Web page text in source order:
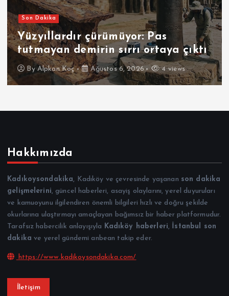
Son Dakika
Yüzyıllardır çürümüyor: Pas
tutmayan demirin sırrı ortaya çıktı
By Alpkan Koç Ağustos 6, 2026 4 views
Hakkımızda
Kadıkoysondakika, Kadıköy ve çevresinde yaşanan son dakika
gelişmelerini, güncel haberleri, asayiş olaylarını, yerel duyuruları
ve kamuoyunu ilgilendiren önemli bilgileri hızlı ve doğru şekilde
okurlarına ulaştırmayı amaçlayan bağımsız bir haber platformudur.
Tarafsız habercilik anlayışıyla Kadıköy haberleri, İstanbul son
dakika ve yerel gündemi anbean takip eder.
https://www.kadikoysondakika.com/
İletişim